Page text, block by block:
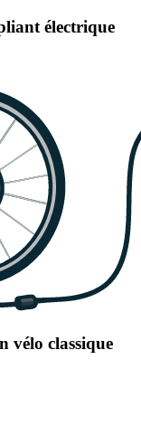
électrique
vélo classique